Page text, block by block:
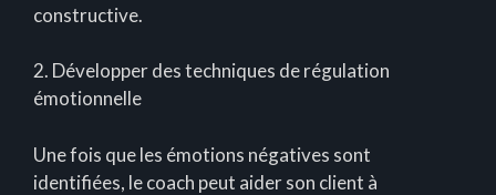
constructive.
2. Développer des techniques de régulation
émotionnelle
Une fois que les émotions négatives sont
identifiées, le coach peut aider son client à